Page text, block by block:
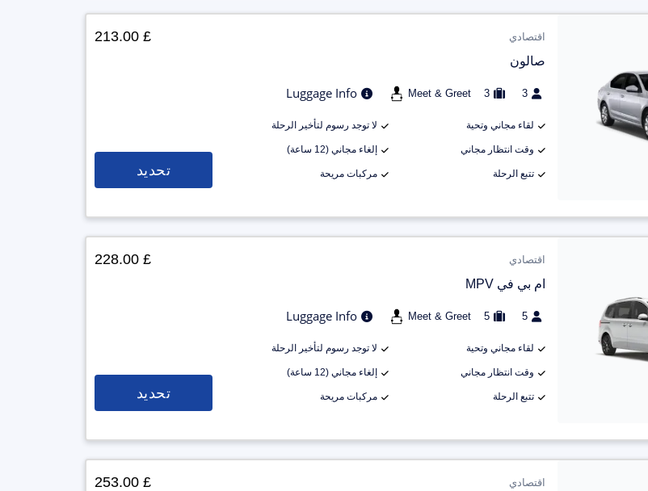
اقتصادي
صالون
3
3
Meet & Greet
Luggage Info
لقاء مجاني وتحية لا توجد رسوم لتأخير الرحلة
وقت انتظار مجاني إلغاء مجاني (12 ساعة)
تتبع الرحلة مركبات مريحة
£ 213.00
تحديد
اقتصادي
ام بي في MPV
5
5
Meet & Greet
Luggage Info
لقاء مجاني وتحية لا توجد رسوم لتأخير الرحلة
وقت انتظار مجاني إلغاء مجاني (12 ساعة)
تتبع الرحلة مركبات مريحة
£ 228.00
تحديد
اقتصادي £ 253.00